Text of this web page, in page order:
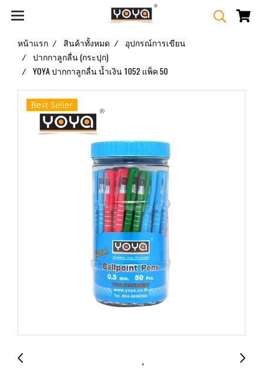
หน้าแรก สินค้าทั้งหมด
อุปกรณ์การเขียน
ปากกาลูกลื่น (กระปุก)
YOYA ปากกาลูกลื่น น้ำเงิน 1052 แพ็ค 50
Best Seller